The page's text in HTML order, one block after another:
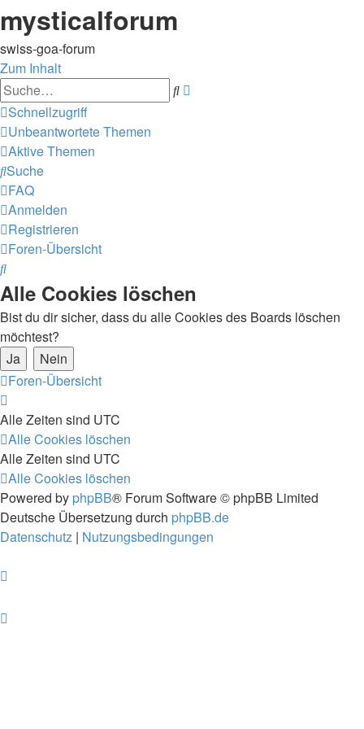
mysticalforum
swiss-goa-forum
Zum Inhalt
Suche
Schnellzugriff
Unbeantwortete Themen
Aktive Themen
Suche
FAQ
Anmelden
Registrieren
Foren-Übersicht
Suche
Alle Cookies löschen
Bist du dir sicher, dass du alle Cookies des Boards löschen
möchtest?
Foren-Übersicht
Alle Zeiten sind UTC
Alle Cookies löschen
Alle Zeiten sind UTC
Alle Cookies löschen
Powered by phpBB® Forum Software © phpBB Limited
Deutsche Übersetzung durch phpBB.de
Datenschutz | Nutzungsbedingungen